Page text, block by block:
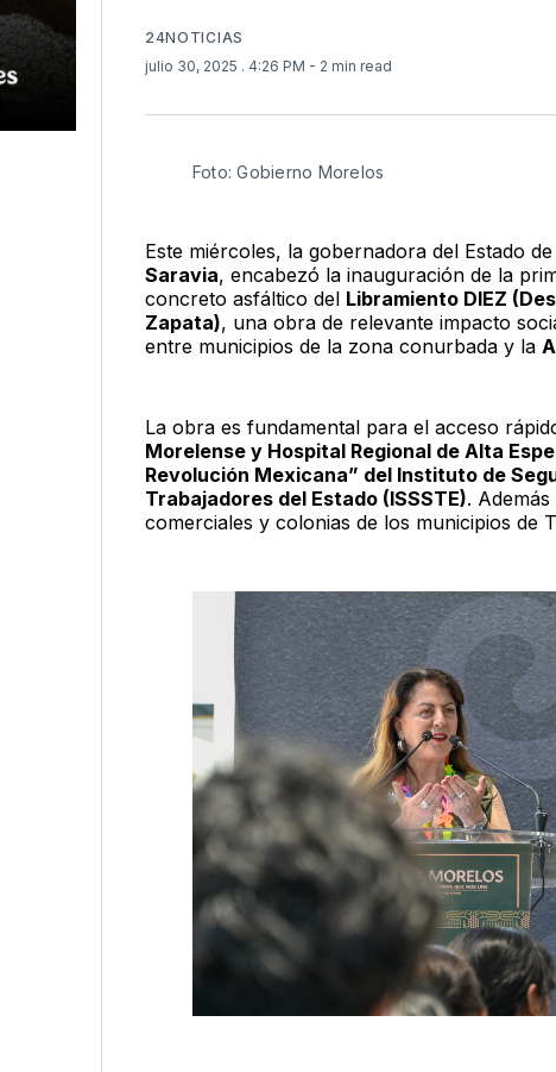
24NOTICIAS
julio 30, 2025 . 4:26 PM - 2 min read
Foto: Gobierno Morelos
Este miércoles, la gobernadora del Estado
Saravia, encabezó la inauguración de la
concreto asfáltico del Libramiento DIEZ
Zapata), una obra de relevante impacto
entre municipios de la zona conurbada y la
La obra es fundamental para el acceso
Morelense y Hospital Regional de Alta
Revolución Mexicana” del Instituto de
Trabajadores del Estado (ISSSTE).
comerciales y colonias de los municipios de